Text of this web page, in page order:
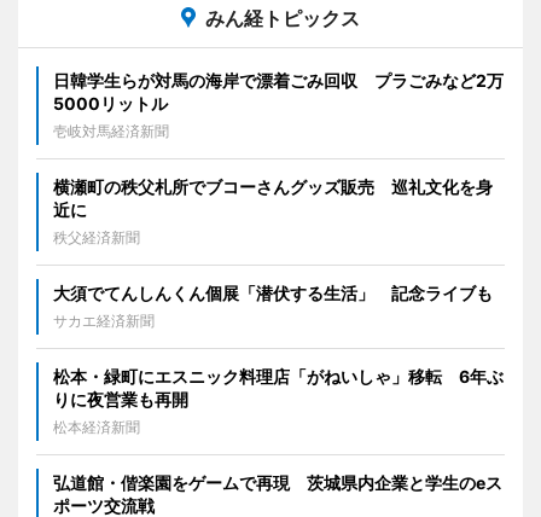
みん経トピックス
日韓学生らが対馬の海岸で漂着ごみ回収 プラごみなど2万
5000リットル
壱岐対馬経済新聞
横瀬町の秩父札所でブコーさんグッズ販売 巡礼文化を身
近に
秩父経済新聞
大須でてんしんくん個展「潜伏する生活」 記念ライブも
サカエ経済新聞
松本・緑町にエスニック料理店「がねいしゃ」移転 6年ぶ
りに夜営業も再開
松本経済新聞
弘道館・偕楽園をゲームで再現 茨城県内企業と学生のeス
ポーツ交流戦